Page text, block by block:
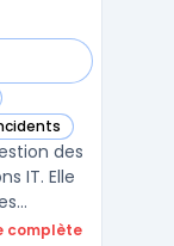
des
IT. Elle
et fournit
complète